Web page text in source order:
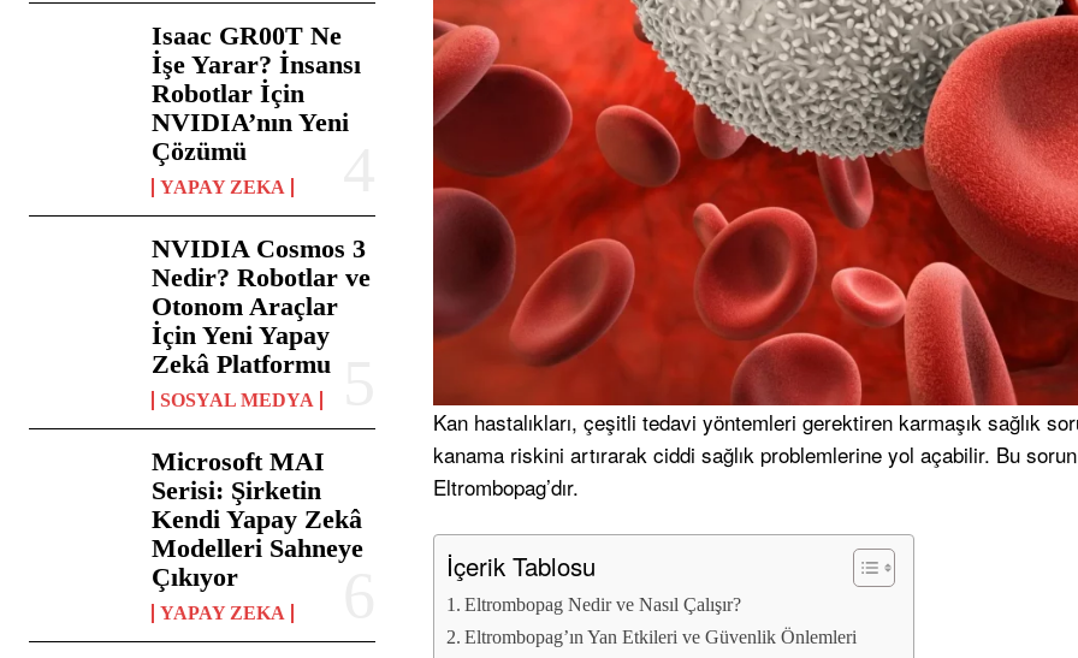
Isaac GR00T Ne
İşe Yarar? İnsansı
Robotlar İçin
NVIDIA’nın Yeni
Çözümü
YAPAY ZEKA
NVIDIA Cosmos 3
Nedir? Robotlar ve
Otonom Araçlar
İçin Yeni Yapay
Zekâ Platformu
SOSYAL MEDYA
Microsoft MAI
Serisi: Şirketin
Kendi Yapay Zekâ
Modelleri Sahneye
Çıkıyor
YAPAY ZEKA
Kan hastalıkları, çeşitli tedavi yöntemleri gerektiren karmaşık sağlık
kanama riskini artırarak ciddi sağlık problemlerine yol açabilir. Bu
Eltrombopag’dır.
İçerik Tablosu
Eltrombopag Nedir ve Nasıl Çalışır?
Eltrombopag’ın Yan Etkileri ve Güvenlik Önlemleri